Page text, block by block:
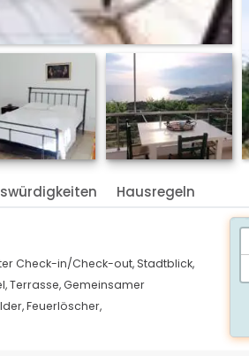
Hausregeln
Check-in/Check-out,Stadtblick,
Terrasse,Gemeinsamer
Feuerlöscher,